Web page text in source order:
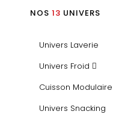
NOS 13 UNIVERS
Univers Laverie
Univers Froid
Cuisson Modulaire
Univers Snacking